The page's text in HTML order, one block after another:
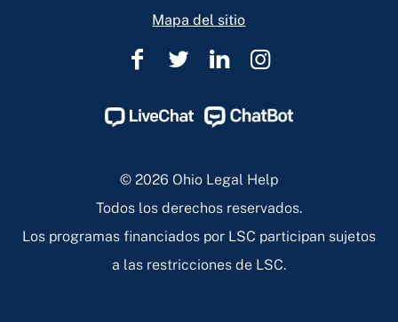
Mapa del sitio
Ohio
Help
Page
Ohio
Help
Page
Ohio
Help
Page
Ohio
Help
Page
© 2026 Ohio Legal Help
Todos los derechos reservados.
Los programas financiados por LSC participan sujetos
a las restricciones de LSC.